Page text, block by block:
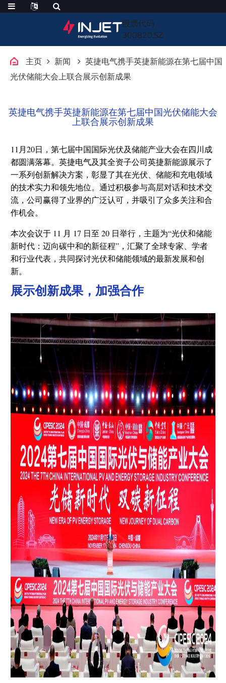
股票代码
300820.SZ
主页 新闻
英捷电气携手英捷新能源在第七届中国
光伏储能大会上联合展示创新成果
英捷电气携手英捷新能源在第七届中国光伏储能大会
上联合展示创新成果
11月20日，第七届中国国际光伏及储能产业大会在四川成
都圆满落幕。英捷电气及其全资子公司英捷新能源展示了
一系列创新解决方案，彰显了其在光伏、储能和充电领域
的技术实力和领先地位。通过积极参与高层对话和技术交
流，公司赢得了业界的广泛认可，并吸引了众多关注和合
作机会。
本次会议于 11 月 17 日至 20 日举行，主题为“光伏和储能
新时代：迈向碳中和的新征程”，汇聚了全球专家、学者
和行业代表，共同探讨光伏和储能领域的最新发展和创
新。
展示创新成果，加强合作